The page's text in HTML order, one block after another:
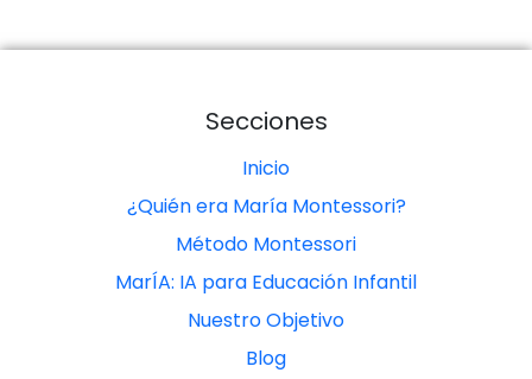
Secciones
Inicio
¿Quién era María Montessori?
Método Montessori
MarÍA: IA para Educación Infantil
Nuestro Objetivo
Blog